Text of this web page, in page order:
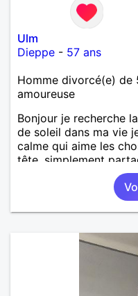
Ulm
Dieppe - 57 ans
Homme divorcé(e) de
amoureuse
Bonjour je recherche
de soleil dans ma vie
calme qui aime les
tête, simplement
une personne qui me